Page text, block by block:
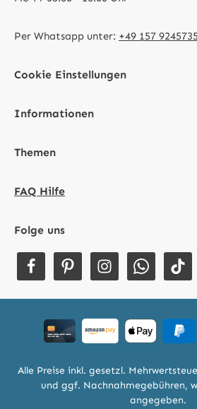
Per Whatsapp unter: +49 157
Cookie Einstellungen
Informationen
Themen
FAQ Hilfe
Folge uns
Alle Preise inkl. gesetzl.
und ggf. Nachnahmegebühren,
angegeben.